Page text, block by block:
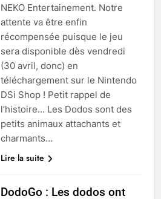
NEKO Entertainement. Notre
attente va être enfin
récompensée puisque le jeu
sera disponible dès vendredi
(30 avril, donc) en
téléchargement sur le Nintendo
DSi Shop ! Petit rappel de
l’histoire… Les Dodos sont des
petits animaux attachants et
charmants…
Lire la suite
DodoGo : Les dodos ont